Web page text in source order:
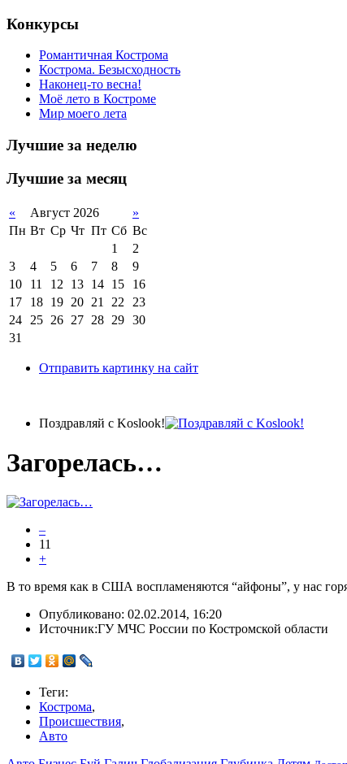
Конкурсы
Романтичная Кострома
Кострома. Безысходность
Наконец-то весна!
Моё лето в Костроме
Мир моего лета
Лучшие за неделю
Лучшие за месяц
« Август 2026
»
Пн Вт Ср Чт Пт Сб Вс
1
2
3
4 5 6 7 8
9
10
11 12 13 14 15
16
17
18 19 20 21 22
23
24
25 26 27 28 29 30
31
Отправить картинку на сайт
Поздравляй с Koslook!
Загорелась…
–
11
+
В то время как в США воспламеняются “айфоны”, у нас
Опубликовано: 02.02.2014, 16:20
Источник:ГУ МЧС России по Костромской области
Теги:
Кострома,
Происшествия,
Авто